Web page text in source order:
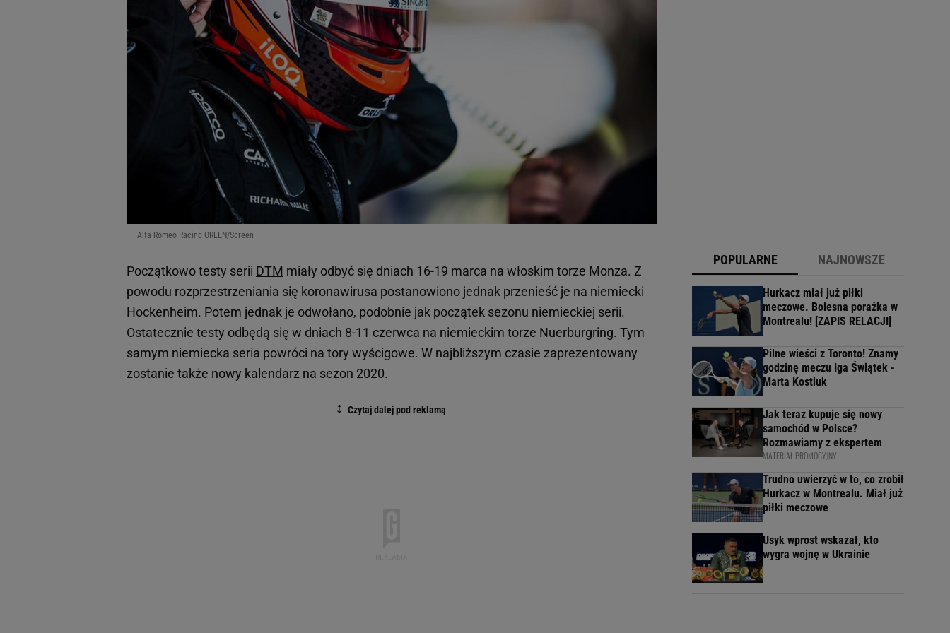
Alfa Romeo Racing ORLEN/Screen
Początkowo testy serii DTM miały odbyć się dniach 16-19 marca na włoskim torze Monza. Z
powodu rozprzestrzeniania się koronawirusa postanowiono jednak przenieść je na niemiecki
Hockenheim. Potem jednak je odwołano, podobnie jak początek sezonu niemieckiej serii.
Ostatecznie testy odbędą się w dniach 8-11 czerwca na niemieckim torze Nuerburgring. Tym
samym niemiecka seria powróci na tory wyścigowe. W najbliższym czasie zaprezentowany
zostanie także nowy kalendarz na sezon 2020.
POPULARNE NAJNOWSZE
Hurkacz miał już piłki
meczowe. Bolesna porażka w
Montrealu! [ZAPIS RELACJI]
Pilne wieści z Toronto! Znamy
godzinę meczu Iga Świątek -
Marta Kostiuk
Jak teraz kupuje się nowy
samochód w Polsce?
Rozmawiamy z ekspertem
MATERIAŁ PROMOCYJNY
Trudno uwierzyć w to, co zrobił
Hurkacz w Montrealu. Miał już
piłki meczowe
Usyk wprost wskazał, kto
wygra wojnę w Ukrainie